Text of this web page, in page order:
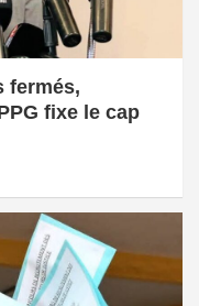
fermés,
fixe le cap